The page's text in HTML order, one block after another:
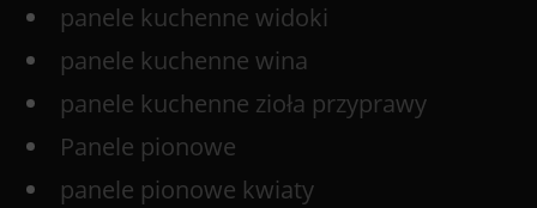
panele kuchenne widoki
panele kuchenne wina
panele kuchenne zioła przyprawy
Panele pionowe
panele pionowe kwiaty